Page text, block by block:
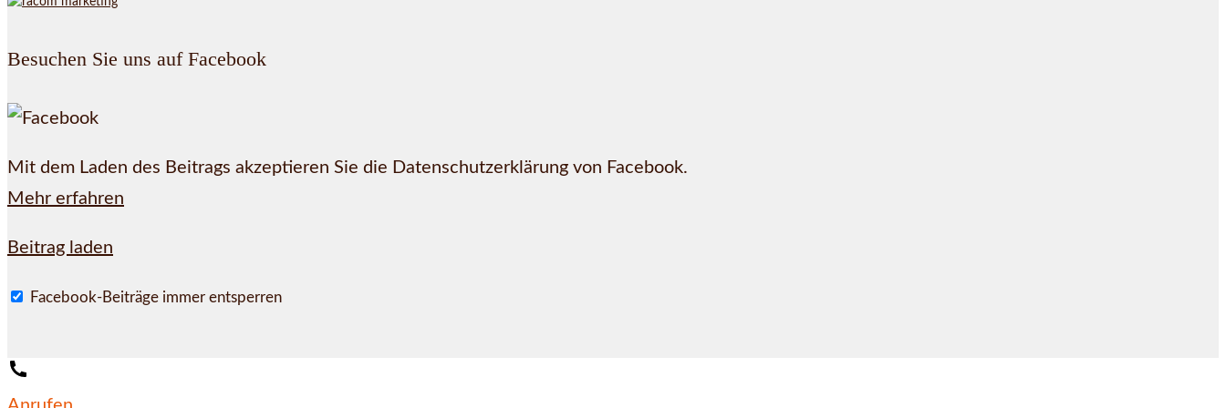
Besuchen Sie uns auf Facebook
Mit dem Laden des Beitrags akzeptieren Sie die Datenschutzerklärung von Facebook.
Mehr erfahren
Beitrag laden
Facebook-Beiträge immer entsperren